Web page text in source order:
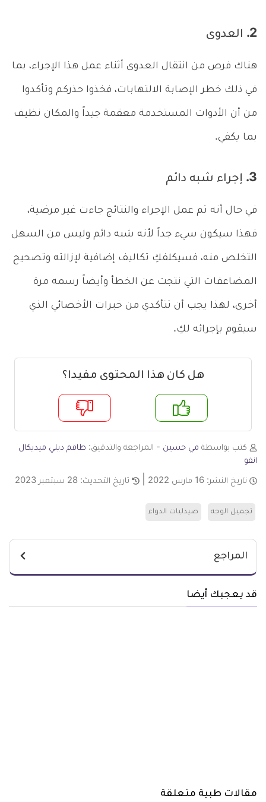
2. العدوى
هناك فرص من انتقال العدوى أثناء عمل هذا الإجراء، بما
في ذلك خطر الإصابة الالتهابات، فخذوا حذركم وتأكدوا
من أن الأدوات المستخدمة معقمة جيداً والمكان نظيف
بما يكفي.
3. إجراء شبه دائم
في حال أنه تم عمل الإجراء والنتائج جاءت غير مرضية،
فهذا سيكون سيء جداً لأنه شبه دائم وليس من السهل
التخلص منه، فسيكلفكِ تكاليف إضافية لإزالته وتصحيح
المضاعفات التي نتجت عن الخطأ وأيضاً رسمه مرة
أخرى، لهذا يجب أن تتأكدي من خبرات الأخصائي الذي
سيقوم بإجرائه لكِ.
هل كان هذا المحتوى مفيدا؟
لا
كتب بواسطة مي حسين - المراجعة والتدقيق: طاقم ديلي ميديكال
انفو
تاريخ النشر: 16 مارس 2022 تاريخ التحديث: 28 سبتمبر 2023
تجميل الوجه صيدليات الدواء
المراجع
قد يعجبك أيضا
مقالات طبية متعلقة